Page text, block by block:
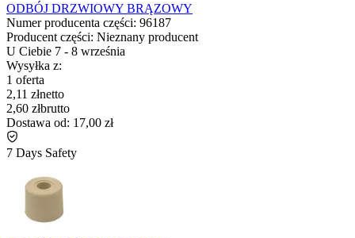
ODBÓJ DRZWIOWY BRĄZOWY
Numer producenta części: 96187
Producent części: Nieznany producent
U Ciebie 7 - 8 września
Wysyłka z:
1 oferta
2,11 złnetto
2,60 złbrutto
Dostawa od: 17,00 zł
7 Days Safety